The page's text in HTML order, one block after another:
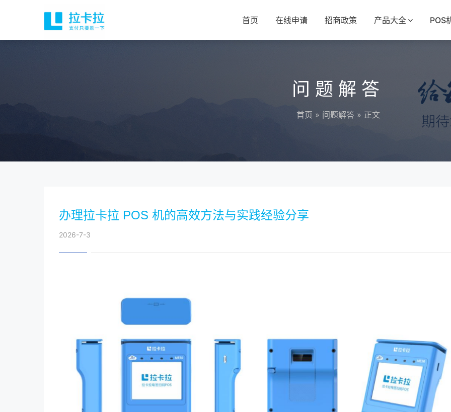
首页 在线申请 招商政策 产品大全 POS
问题解答
首页 » 问题解答 » 正文
办理拉卡拉 POS 机的高效方法与实践经验分享
2026-7-3